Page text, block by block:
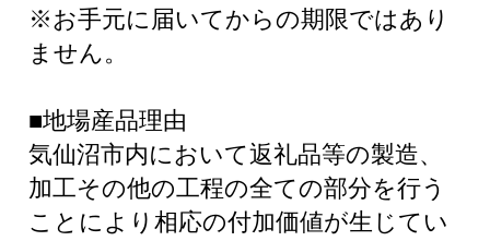
※お手元に届いてからの期限ではあり
ません。
■地場産品理由
気仙沼市内において返礼品等の製造、
加工その他の工程の全ての部分を行う
ことにより相応の付加価値が生じてい